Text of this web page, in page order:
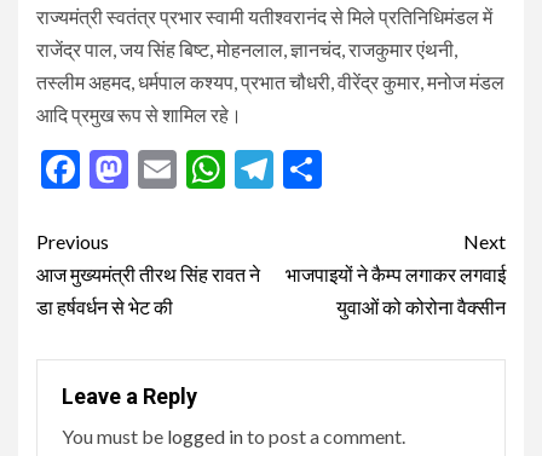
राज्यमंत्री स्वतंत्र प्रभार स्वामी यतीश्वरानंद से मिले प्रतिनिधिमंडल में
राजेंद्र पाल, जय सिंह बिष्ट, मोहनलाल, ज्ञानचंद, राजकुमार एंथनी,
तस्लीम अहमद, धर्मपाल कश्यप, प्रभात चौधरी, वीरेंद्र कुमार, मनोज मंडल
आदि प्रमुख रूप से शामिल रहे।
Facebook
Mastodon
EmailWhatsApp
Telegram
Post
navigation
Previous
आज मुख्यमंत्री तीरथ सिंह रावत ने
डा हर्षवर्धन से भेट की
Next
भाजपाइयों ने कैम्प लगाकर लगवाई
युवाओं को कोरोना वैक्सीन
Leave a Reply
You must be logged into post a comment.